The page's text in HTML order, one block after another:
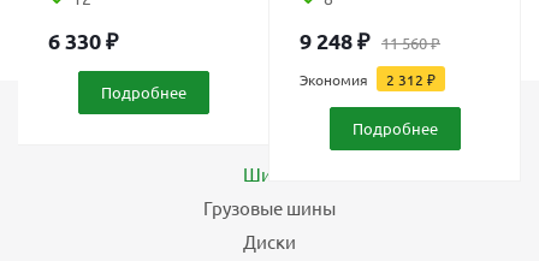
6 330₽
Подробнее
9 248₽ 11 560₽
Экономия 2 312 ₽
Подробнее
Шины
Грузовые шины
Диски